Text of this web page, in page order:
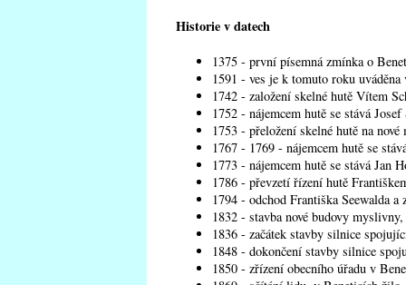
Historie v datech
1375 - první písemná zmínka o
1591 - ves je k tomuto roku
1742 - založení skelné hutě Vítem
1752 - nájemcem hutě se stává
1753 - přeložení skelné hutě na nové
1767 - 1769 - nájemcem hutě se
1773 - nájemcem hutě se stává Jan
1786 - převzetí řízení hutě
1794 - odchod Františka Seewalda a
1832 - stavba nové budovy myslivny,
1836 - začátek stavby silnice
1848 - dokončení stavby silnice
1850 - zřízení obecního úřadu v